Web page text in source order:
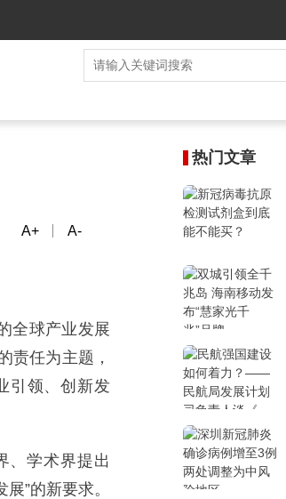
A+ A-
全球产业发展
责任为主题，
引领、创新发
、学术界提出
”的新要求。
热门文章